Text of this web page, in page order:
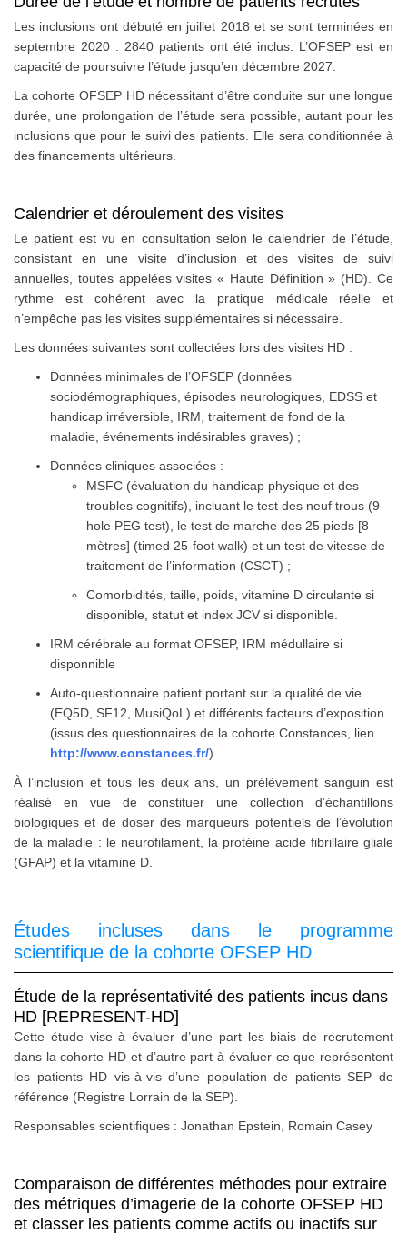
Les inclusions ont débuté en juillet 2018 et se sont terminées en
septembre 2020 : 2840 patients ont été inclus. L’OFSEP est en
capacité de poursuivre l’étude jusqu’en décembre 2027.
La cohorte OFSEP HD nécessitant d’être conduite sur une longue
durée, une prolongation de l’étude sera possible, autant pour les
inclusions que pour le suivi des patients. Elle sera conditionnée à
des financements ultérieurs.
Calendrier et déroulement des visites
Le patient est vu en consultation selon le calendrier de l’étude,
consistant en une visite d’inclusion et des visites de suivi
annuelles, toutes appelées visites « Haute Définition » (HD). Ce
rythme est cohérent avec la pratique médicale réelle et
n’empêche pas les visites supplémentaires si nécessaire.
Les données suivantes sont collectées lors des visites HD :
Données minimales de l’OFSEP (données
sociodémographiques, épisodes neurologiques, EDSS et
handicap irréversible, IRM, traitement de fond de la
maladie, événements indésirables graves) ;
Données cliniques associées :
MSFC (évaluation du handicap physique et des
troubles cognitifs), incluant le test des neuf trous (9-
hole PEG test), le test de marche des 25 pieds [8
mètres] (timed 25-foot walk) et un test de vitesse de
traitement de l’information (CSCT) ;
Comorbidités, taille, poids, vitamine D circulante si
disponible, statut et index JCV si disponible.
IRM cérébrale au format OFSEP, IRM médullaire si
disponnible
Auto-questionnaire patient portant sur la qualité de vie
(EQ5D, SF12, MusiQoL) et différents facteurs d’exposition
(issus des questionnaires de la cohorte Constances, lien
http://www.constances.fr/).
À l’inclusion et tous les deux ans, un prélèvement sanguin est
réalisé en vue de constituer une collection d’échantillons
biologiques et de doser des marqueurs potentiels de l’évolution
de la maladie : le neurofilament, la protéine acide fibrillaire gliale
(GFAP) et la vitamine D.
Études incluses dans le programme
scientifique de la cohorte OFSEP HD
Étude de la représentativité des patients incus dans
HD [REPRESENT-HD]
Cette étude vise à évaluer d’une part les biais de recrutement
dans la cohorte HD et d’autre part à évaluer ce que représentent
les patients HD vis-à-vis d’une population de patients SEP de
référence (Registre Lorrain de la SEP).
Responsables scientifiques : Jonathan Epstein, Romain Casey
Comparaison de différentes méthodes pour extraire
des métriques d’imagerie de la cohorte OFSEP HD
et classer les patients comme actifs ou inactifs sur